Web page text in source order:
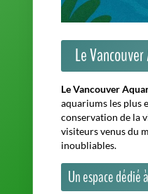
Le
Le Vancouver
aquariums les plus
conservation de la
visiteurs venus du
inoubliables.
Un espace dédié
Plus de 50 000